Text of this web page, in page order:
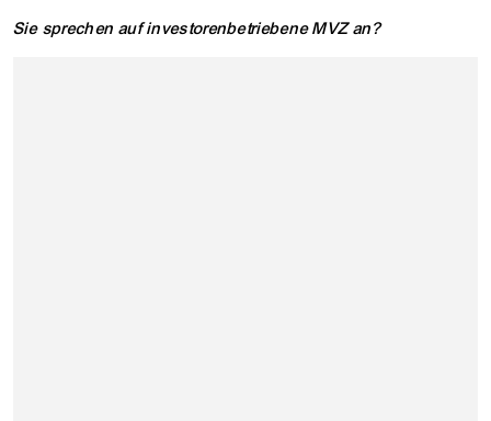
Sie sprechen auf investorenbetriebene MVZ an?